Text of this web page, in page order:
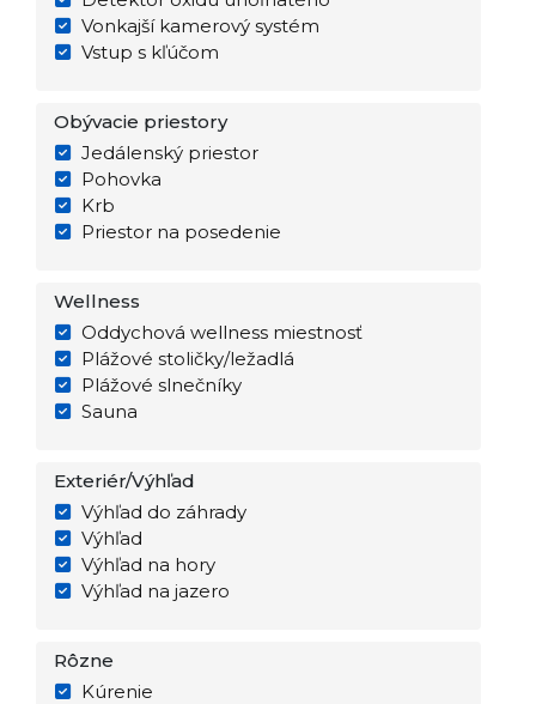
Vonkajší kamerový systém
Vstup s kľúčom
Obývacie priestory
Jedálenský priestor
Pohovka
Krb
Priestor na posedenie
Wellness
Oddychová wellness miestnosť
Plážové stoličky/ležadlá
Plážové slnečníky
Sauna
Exteriér/Výhľad
Výhľad do záhrady
Výhľad
Výhľad na hory
Výhľad na jazero
Rôzne
Kúrenie